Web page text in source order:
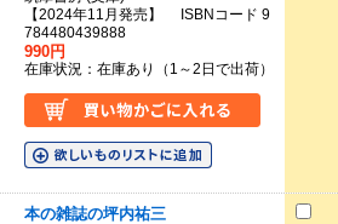
【2024年11月発売】 ISBNコード 9
784480439888
990円
在庫状況：在庫あり（1～2日で出荷）
本の雑誌の坪内祐三